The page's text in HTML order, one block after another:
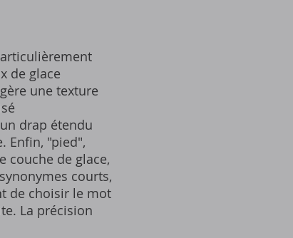
de glace
une texture
drap étendu
Enfin, "pied",
couche de glace,
courts,
de choisir le mot
La précision